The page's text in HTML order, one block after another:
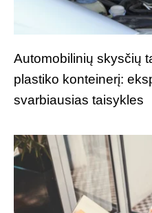
Automobilinių skysčių
plastiko konteinerį:
svarbiausias taisykles